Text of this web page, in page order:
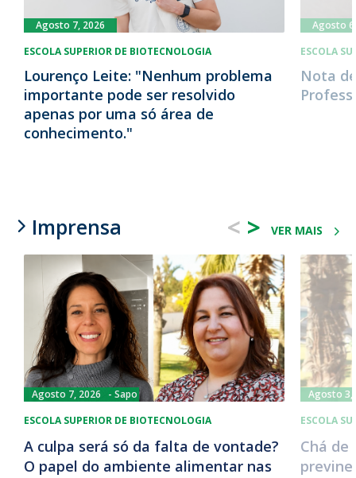
ESCOLA SUPERIOR DE BIOTECNOLOGIA
Lourenço Leite: "Nenhum problema
importante pode ser resolvido
apenas por uma só área de
conhecimento."
Agosto 7, 2026
ESCOLA
Nota
Agosto
VER MAIS
Imprensa < >
Agosto 7, 2026
Sapo
ESCOLA SUPERIOR DE BIOTECNOLOGIA
A culpa será só da falta de vontade?
O papel do ambiente alimentar nas
Agosto 3,
ESCOLA
Chá de